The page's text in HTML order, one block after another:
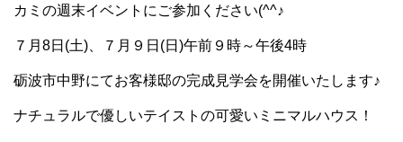
カミの週末イベントにご参加ください(^^♪
７月8日(土)、７月９日(日)午前９時～午後4時
砺波市中野にてお客様邸の完成見学会を開催いたします♪
ナチュラルで優しいテイストの可愛いミニマルハウス！